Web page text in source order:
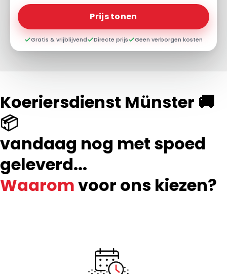
Prijs tonen
Gratis & vrijblijvend Directe prijs Geen verborgen kosten
Koeriersdienst Münster 🚚
📦
vandaag nog met spoed
geleverd...
Waaromvoor ons kiezen?